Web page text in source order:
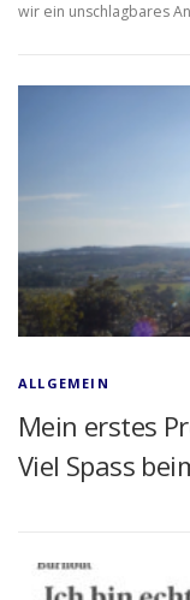
wir ein unschlagbares
ALLGEMEIN
Mein erstes
Viel Spass